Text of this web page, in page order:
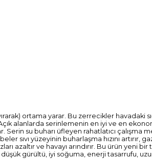
ortama yarar. Bu zerrecikler havadaki
alanlarda serinlemenin en iyi ve en
su buharı üfleyen rahatlatıcı çalışma
sıvı yüzeyinin buharlaşma hızını artırır,
azaltır ve havayı arındırır. Bu ürün yeni
gürültü, iyi soğuma, enerji tasarrufu,